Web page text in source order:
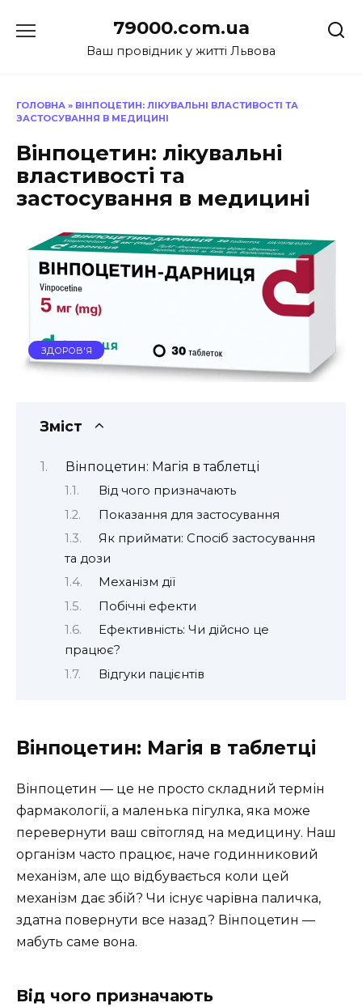
до
79000.com.ua
Ваш провідник у житті Львова
ГОЛОВНА » ВІНПОЦЕТИН: ЛІКУВАЛЬНІ ВЛАСТИВОСТІ ТА
ЗАСТОСУВАННЯ В МЕДИЦИНІ
Вінпоцетин: лікувальні
властивості та
застосування в медицині
ЗДОРОВ'Я
Зміст
Вінпоцетин: Магія в таблетці
Від чого призначають
Показання для застосування
Як приймати: Спосіб застосування
та дози
Механізм дії
Побічні ефекти
Ефективність: Чи дійсно це
працює?
Відгуки пацієнтів
Вінпоцетин: Магія в таблетці
Вінпоцетин — це не просто складний термін
фармакології, а маленька пігулка, яка може
перевернути ваш світогляд на медицину. Наш
організм часто працює, наче годинниковий
механізм, але що відбувається коли цей
механізм дає збій? Чи існує чарівна паличка,
здатна повернути все назад? Вінпоцетин —
мабуть саме вона.
Від чого призначають